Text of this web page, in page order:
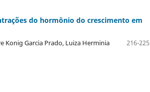
do hormônio do crescimento em
Konig Garcia Prado, Luiza Herminia
216-225